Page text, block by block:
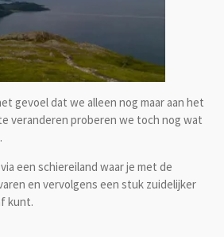
gevoel dat we alleen nog maar aan het
veranderen proberen we toch nog wat
een schiereiland waar je met de
en vervolgens een stuk zuidelijker
kunt.